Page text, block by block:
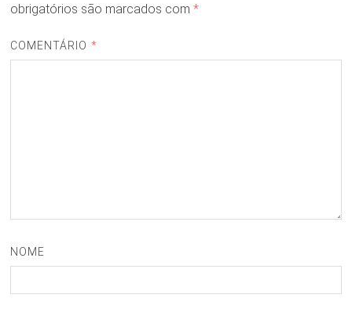
obrigatórios são marcados com *
COMENTÁRIO *
NOME